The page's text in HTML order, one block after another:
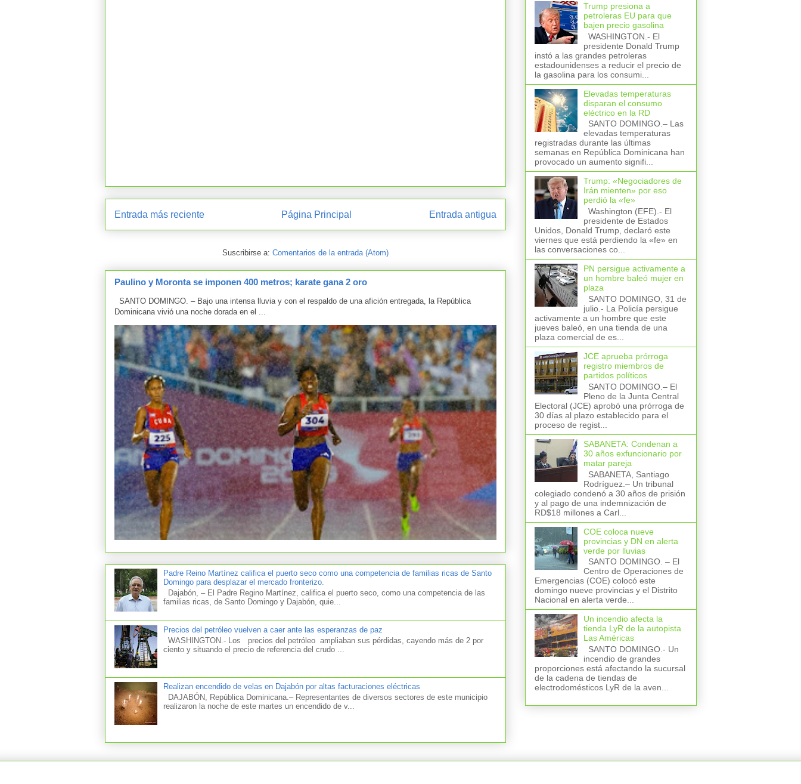
Entrada más reciente Entrada antigua
Página Principal
Suscribirse a: Comentarios de la entrada (Atom)
Paulino y Moronta se imponen 400 metros; karate gana 2 oro
SANTO DOMINGO. – Bajo una intensa lluvia y con el respaldo de una afición entregada, la República
Dominicana vivió una noche dorada en el ...
Padre Reino Martínez califica el puerto seco como una competencia de familias ricas de Santo
Domingo para desplazar el mercado fronterizo.
Dajabón, – El Padre Regino Martínez, califica el puerto seco, como una competencia de las
familias ricas, de Santo Domingo y Dajabón, quie...
Precios del petróleo vuelven a caer ante las esperanzas de paz
WASHINGTON.- Los precios del petróleo ampliaban sus pérdidas, cayendo más de 2 por
ciento y situando el precio de referencia del crudo ...
Realizan encendido de velas en Dajabón por altas facturaciones eléctricas
DAJABÓN, República Dominicana.– Representantes de diversos sectores de este municipio
realizaron la noche de este martes un encendido de v...
Trump presiona a
petroleras EU para que
bajen precio gasolina
WASHINGTON.- El
presidente Donald Trump
instó a las grandes petroleras
estadounidenses a reducir el precio de
la gasolina para los consumi...
Elevadas temperaturas
disparan el consumo
eléctrico en la RD
SANTO DOMINGO.– Las
elevadas temperaturas
registradas durante las últimas
semanas en República Dominicana han
provocado un aumento signifi...
Trump: «Negociadores de
Irán mienten» por eso
perdió la «fe»
Washington (EFE).- El
presidente de Estados
Unidos, Donald Trump, declaró este
viernes que está perdiendo la «fe» en
las conversaciones co...
PN persigue activamente a
un hombre baleó mujer en
plaza
SANTO DOMINGO, 31 de
julio.- La Policía persigue
activamente a un hombre que este
jueves baleó, en una tienda de una
plaza comercial de es...
JCE aprueba prórroga
registro miembros de
partidos políticos
SANTO DOMINGO.– El
Pleno de la Junta Central
Electoral (JCE) aprobó una prórroga de
30 días al plazo establecido para el
proceso de regist...
SABANETA: Condenan a
30 años exfuncionario por
matar pareja
SABANETA, Santiago
Rodríguez.– Un tribunal
colegiado condenó a 30 años de prisión
y al pago de una indemnización de
RD$18 millones a Carl...
COE coloca nueve
provincias y DN en alerta
verde por lluvias
SANTO DOMINGO. – El
Centro de Operaciones de
Emergencias (COE) colocó este
domingo nueve provincias y el Distrito
Nacional en alerta verde...
Un incendio afecta la
tienda LyR de la autopista
Las Américas
SANTO DOMINGO.- Un
incendio de grandes
proporciones está afectando la sucursal
de la cadena de tiendas de
electrodomésticos LyR de la aven...